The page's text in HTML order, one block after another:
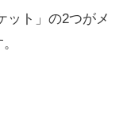
ット」の2つがメ